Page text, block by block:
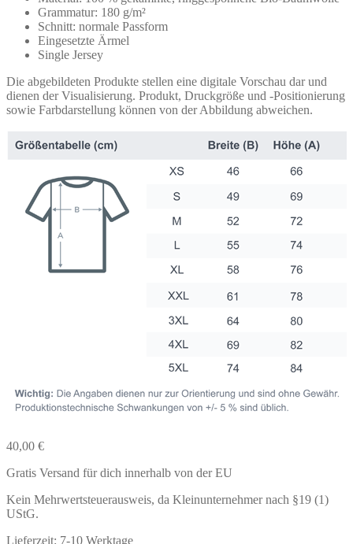
Grammatur: 180 g/m²
Schnitt: normale Passform
Eingesetzte Ärmel
Single Jersey
Die abgebildeten Produkte stellen eine digitale Vorschau dar und
dienen der Visualisierung. Produkt, Druckgröße und -Positionierung
sowie Farbdarstellung können von der Abbildung abweichen.
40,00 €
Gratis Versand für dich innerhalb von der EU
Kein Mehrwertsteuerausweis, da Kleinunternehmer nach §19 (1)
UStG.
Lieferzeit: 7-10 Werktage